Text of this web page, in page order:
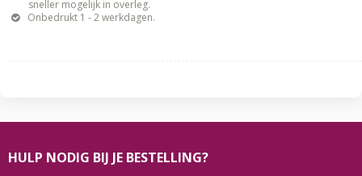
sneller mogelijk in overleg.
Onbedrukt 1 - 2 werkdagen.
HULP NODIG BIJ JE BESTELLING?